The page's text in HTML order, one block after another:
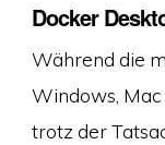
Docker
Während die
Windows,
trotz der